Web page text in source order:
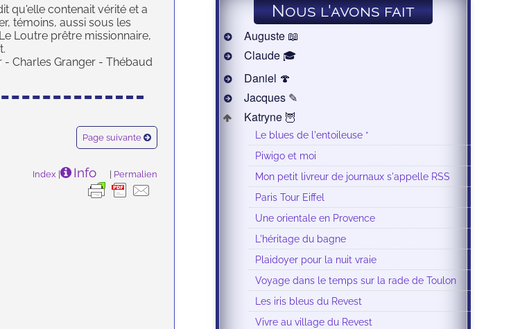
qu'elle contenait vérité et a
témoins, aussi sous les
Loutre prêtre missionnaire,
- Charles Granger - Thébaud
Page suivante
Index | Info | Permalien
Nous l'avons fait
Auguste 📖
Claude 🎓
Daniel 🍄
Jacques ✎
Katryne 🦉
Le blues de l'entoileuse *
Piwigo et moi
Mon petit livreur de journaux s'appelle RSS
Paris Tour Eiffel
Une orientale en Provence
L'héritage du bagne
Plaidoyer pour la nuit vraie
Voyage dans le temps sur la rade de Toulon
Les iris bleus du Revest
Vivre au village du Revest